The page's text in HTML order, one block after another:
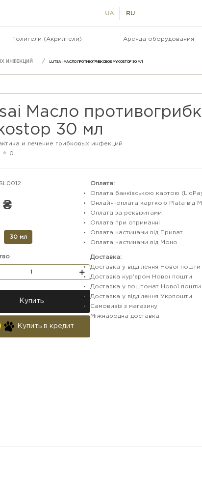
UA RU
Полигели (Акрилгели) Аренда оборудования
ИНФЕКЦИЙ LUTSAI МАСЛО ПРОТИВОГРИБКОВОЕ MYKOSTOP 30 МЛ
Масло
30 мл
и лечение грибковых инфекций
0
SL0012
₴
30 мл
Купить
Купить в кредит
Оплата:
Оплата банківською картою
Онлайн-оплата карткою Plata від
Оплата за реквізитами
Оплата при отриманні
Оплата частинами від Приват
Оплата частинами від Моно
Доставка:
Доставка у відділення Нової пошти
Доставка кур'єром Нової пошти
Доставка у поштомат Нової пошти
Доставка у відділення Укрпошти
Самовивіз з магазину
Міжнародна доставка